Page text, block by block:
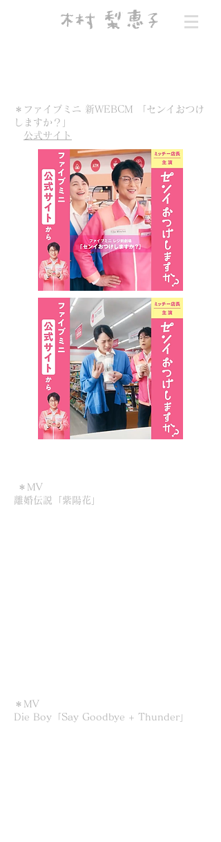
木村 梨恵子
＊ファイブミニ 新WEBCM 「センイおつけ
しますか？」
公式サイト
＊MV
離婚伝説「紫陽花」
＊MV
Die Boy「Say Goodbye + Thunder」